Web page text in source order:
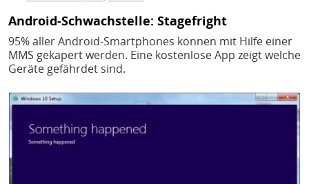
Android-Schwachstelle: Stagefright
95% aller Android-Smartphones können mit Hilfe einer
MMS gekapert werden. Eine kostenlose App zeigt welche
Geräte gefährdet sind.
Bild